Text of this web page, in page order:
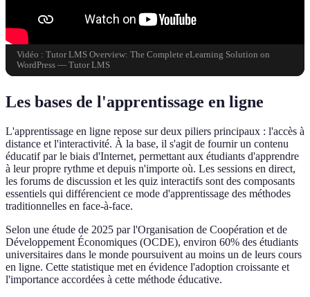
Vidéo : Tutor LMS Overview: The Complete eLearning Solution on
WordPress — Tutor LMS
Les bases de l'apprentissage en ligne
L'apprentissage en ligne repose sur deux piliers principaux : l'accès à
distance et l'interactivité. À la base, il s'agit de fournir un contenu
éducatif par le biais d'Internet, permettant aux étudiants d'apprendre
à leur propre rythme et depuis n'importe où. Les sessions en direct,
les forums de discussion et les quiz interactifs sont des composants
essentiels qui différencient ce mode d'apprentissage des méthodes
traditionnelles en face-à-face.
Selon une étude de 2025 par l'Organisation de Coopération et de
Développement Économiques (OCDE), environ 60% des étudiants
universitaires dans le monde poursuivent au moins un de leurs cours
en ligne. Cette statistique met en évidence l'adoption croissante et
l'importance accordées à cette méthode éducative.